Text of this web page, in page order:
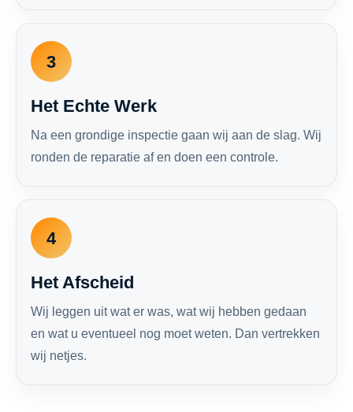
3
Het Echte Werk
Na een grondige inspectie gaan wij aan de slag. Wij
ronden de reparatie af en doen een controle.
4
Het Afscheid
Wij leggen uit wat er was, wat wij hebben gedaan
en wat u eventueel nog moet weten. Dan vertrekken
wij netjes.